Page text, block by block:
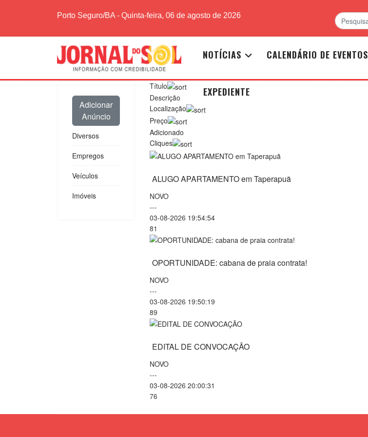
Porto Seguro/BA - Quinta-feira, 06 de agosto de 2026 Pesquisar
NOTÍCIAS CALENDÁRIO DE EVENTOS
EXPEDIENTE
Adicionar
Anúncio
Diversos
Empregos
Veículos
Imóveis
Título
Descrição
Localização
Preço
Adicionado
Cliques
ALUGO APARTAMENTO em Taperapuã
NOVO
---
03-08-2026 19:54:54
81
OPORTUNIDADE: cabana de praia contrata!
NOVO
---
03-08-2026 19:50:19
89
EDITAL DE CONVOCAÇÃO
NOVO
---
03-08-2026 20:00:31
76